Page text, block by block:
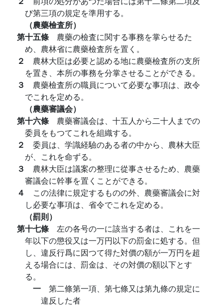
び第三項の規定を準用する。
（農藥檢査所）
第十五條 農藥の檢査に関する事務を掌らせるた
め、農林省に農藥檢査所を置く。
２ 農林大臣は必要と認める地に農藥檢査所の支所
を置き、本所の事務を分掌させることができる。
３ 農藥檢査所の職員について必要な事項は、政令
でこれを定める。
（農藥審議会）
第十六條 農藥審議会は、十五人から二十人までの
委員をもつてこれを組織する。
２ 委員は、学識経驗のある者の中から、農林大臣
が、これを命ずる。
３ 農林大臣は議案の整理に從事させるため、農藥
審議会に幹事を置くことができる。
４ この法律に規定するものの外、農藥審議会に対
し必要な事項は、省令でこれを定める。
（罰則）
第十七條 左の各号の一に該当する者は、これを一
年以下の懲役又は一万円以下の罰金に処する。但
し、違反行爲に因つて得た対價の額が一万円を超
える場合には、罰金は、その対價の額以下とす
る。
一 第二條第一項、第七條又は第九條の規定に
違反した者